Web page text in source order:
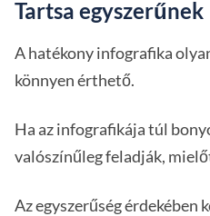
Tartsa egyszerűnek
A hatékony infografika
könnyen érthető.
Ha az infografikája túl
valószínűleg feladják,
Az egyszerűség érdekében